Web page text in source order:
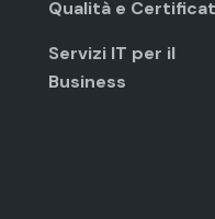
Qualità e
Servizi IT per il
Business